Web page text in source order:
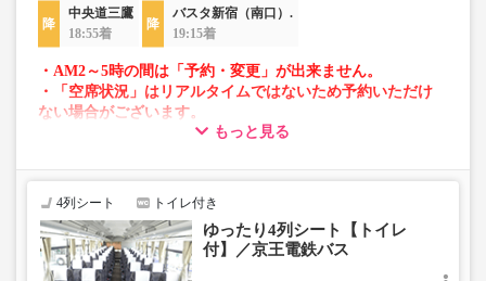
中央道三鷹
18:55着
バスタ新宿（南口）.
19:15着
・AM2～5時の間は「予約・変更」が出来ません。
・「空席状況」はリアルタイムではないため予約いただけ
ない場合がございます。
・車両は予告なく変更となる場合がございます。これに伴
で、あらかじめご了承ください。
もっと見る
4列シート トイレ付き
ゆったり4列シート【トイレ
付】／京王電鉄バス